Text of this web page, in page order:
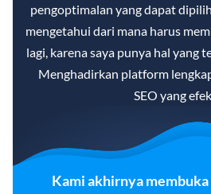
pengoptimalan yang dapat
mengetahui dari mana harus
lagi, karena saya punya hal yang
Menghadirkan platform
SEO yang
Kami akhirnya